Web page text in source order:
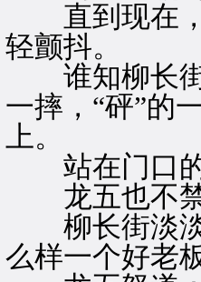
直到现在，
轻颤抖。
谁知柳长街
一摔，“砰”的
上。
站在门口的
龙五也不禁
柳长街淡淡
么样一个好老